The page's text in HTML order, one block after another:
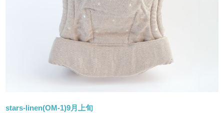
stars-linen(OM-1)9月上旬